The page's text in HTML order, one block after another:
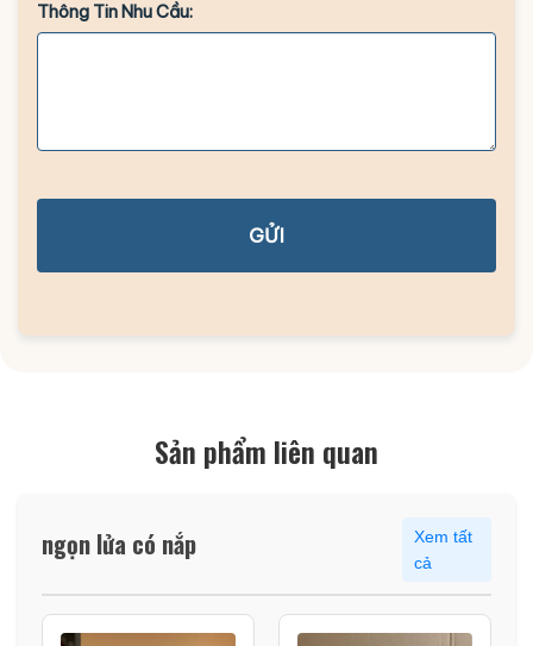
Thông Tin Nhu Cầu:
GỬI
Sản phẩm liên quan
ngọn lửa có nắp
Xem tất
cả